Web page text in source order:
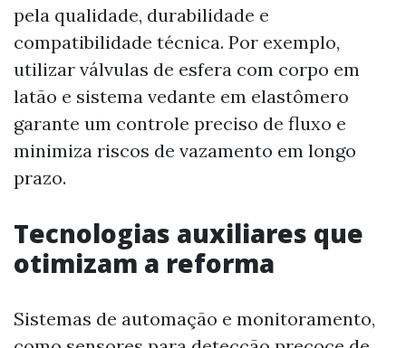
pela qualidade, durabilidade e
compatibilidade técnica. Por exemplo,
utilizar válvulas de esfera com corpo em
latão e sistema vedante em elastômero
garante um controle preciso de fluxo e
minimiza riscos de vazamento em longo
prazo.
Tecnologias auxiliares que
otimizam a reforma
Sistemas de automação e monitoramento,